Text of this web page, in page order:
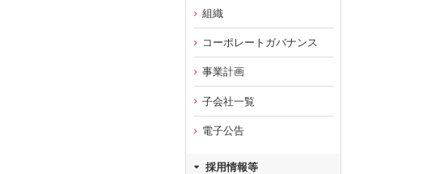
組織
コーポレートガバナンス
事業計画
子会社一覧
電子公告
採用情報等